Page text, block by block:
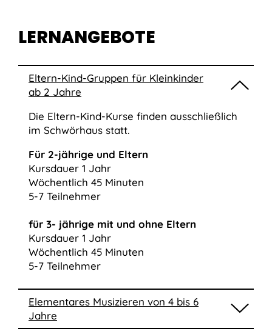
LERNANGEBOTE
Eltern-Kind-Gruppen für Kleinkinder
ab 2 Jahre
Die Eltern-Kind-Kurse finden ausschließlich
im Schwörhaus statt.
Für 2-jährige und Eltern
Kursdauer 1 Jahr
Wöchentlich 45 Minuten
5-7 Teilnehmer
für 3- jährige mit und ohne Eltern
Kursdauer 1 Jahr
Wöchentlich 45 Minuten
5-7 Teilnehmer
Elementares Musizieren von 4 bis 6
Jahre